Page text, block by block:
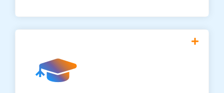
gepersonaliseerd onderwijs en houd je
voortgang eenvoudig bij. Zo ondersteun je